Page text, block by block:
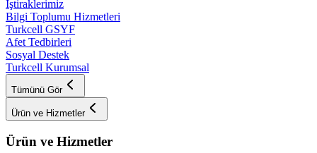
İştiraklerimiz
Bilgi Toplumu Hizmetleri
Turkcell GSYF
Afet Tedbirleri
Sosyal Destek
Turkcell Kurumsal
Tümünü Gör
Ürün ve Hizmetler
Ürün ve Hizmetler